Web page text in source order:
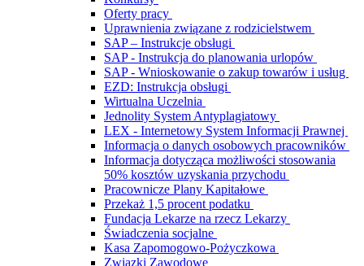
Oferty pracy
Uprawnienia związane z rodzicielstwem
SAP – Instrukcje obsługi
SAP - Instrukcja do planowania urlopów
SAP - Wnioskowanie o zakup towarów i usług
EZD: Instrukcja obsługi
Wirtualna Uczelnia
Jednolity System Antyplagiatowy
LEX - Internetowy System Informacji Prawnej
Informacja o danych osobowych pracowników
Informacja dotycząca możliwości stosowania
50% kosztów uzyskania przychodu
Pracownicze Plany Kapitałowe
Przekaż 1,5 procent podatku
Fundacja Lekarze na rzecz Lekarzy
Świadczenia socjalne
Kasa Zapomogowo-Pożyczkowa
Związki Zawodowe